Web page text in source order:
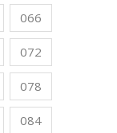
066
072
078
084